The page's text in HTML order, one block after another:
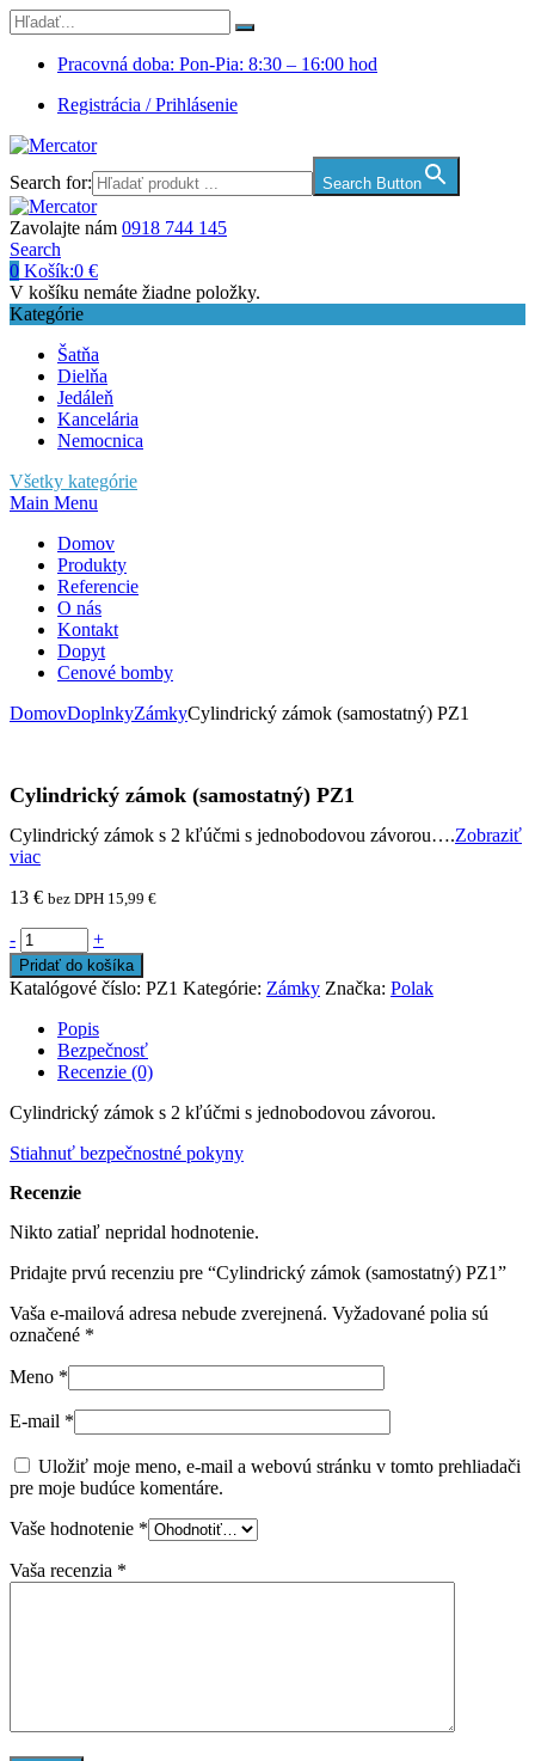
Pracovná doba: Pon-Pia: 8:30 – 16:00 hod
Registrácia / Prihlásenie
Search for: Search Button
Zavolajte nám 0918 744 145
Search
0 Košík:0 €
V košíku nemáte žiadne položky.
Kategórie
Šatňa
Dielňa
Jedáleň
Kancelária
Nemocnica
Všetky kategórie
Main Menu
Domov
Produkty
Referencie
O nás
Kontakt
Dopyt
Cenové bomby
DomovDoplnkyZámkyCylindrický zámok (samostatný) PZ1
Cylindrický zámok (samostatný) PZ1
Cylindrický zámok s 2 kľúčmi s jednobodovou závorou….Zobraziť
viac
13 € bez DPH 15,99 €
- +
Pridať do košíka
Katalógové číslo: PZ1 Kategórie: Zámky Značka: Polak
Popis
Bezpečnosť
Recenzie (0)
Cylindrický zámok s 2 kľúčmi s jednobodovou závorou.
Stiahnuť bezpečnostné pokyny
Recenzie
Nikto zatiaľ nepridal hodnotenie.
Pridajte prvú recenziu pre “Cylindrický zámok (samostatný) PZ1”
Vaša e-mailová adresa nebude zverejnená. Vyžadované polia sú
označené *
Meno *
E-mail *
Uložiť moje meno, e-mail a webovú stránku v tomto prehliadači
pre moje budúce komentáre.
Vaše hodnotenie *
Vaša recenzia *